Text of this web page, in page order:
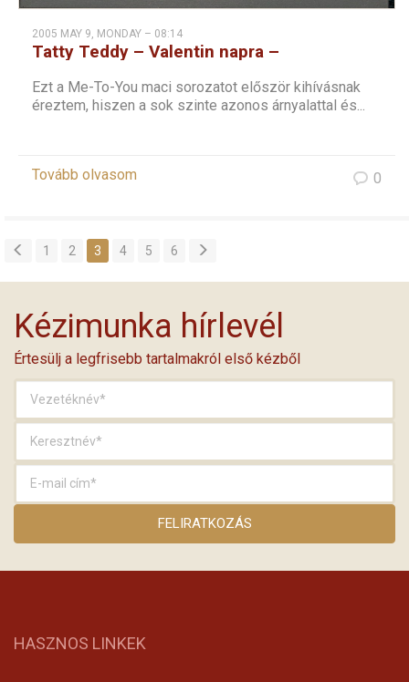
2005 MAY 9, MONDAY – 08:14
Tatty Teddy – Valentin napra –
Ezt a Me-To-You maci sorozatot először kihívásnak
éreztem, hiszen a sok szinte azonos árnyalattal és...
Tovább olvasom 0
1 2 3 4 5 6
Kézimunka hírlevél
Értesülj a legfrisebb tartalmakról első kézből
HASZNOS LINKEK